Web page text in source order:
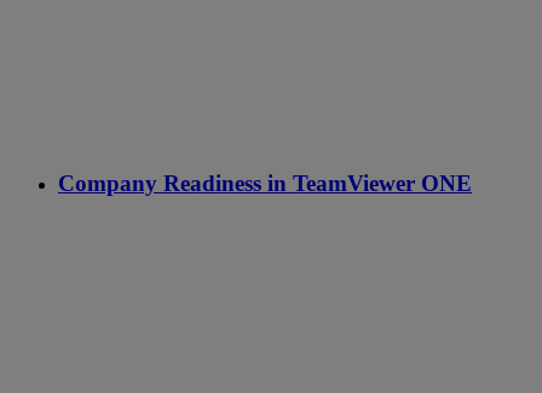
Company Readiness in TeamViewer ONE